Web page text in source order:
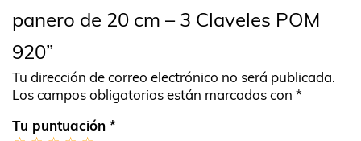
panero de 20 cm – 3 Claveles POM
920”
Tu dirección de correo electrónico no será publicada.
Los campos obligatorios están marcados con *
Tu puntuación *